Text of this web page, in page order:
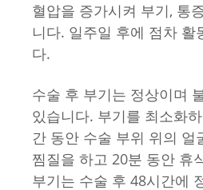
혈압을 증가시켜 부기, 통
니다. 일주일 후에 점차 활
다.
수술 후 부기는 정상이며
있습니다. 부기를 최소화
간 동안 수술 부위 위의 얼
찜질을 하고 20분 동안 휴
부기는 수술 후 48시간에